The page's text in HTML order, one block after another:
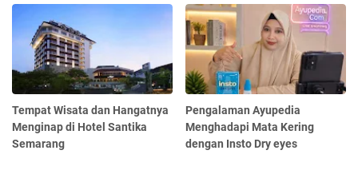
Tempat Wisata dan Hangatnya
Menginap di Hotel Santika
Semarang
Pengalaman Ayupedia
Menghadapi Mata Kering
dengan Insto Dry eyes